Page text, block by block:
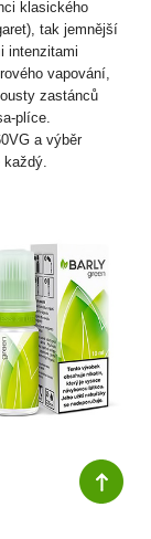
klasického
tak jemnější
intenzitami
vapování,
zastánců
plíce.
a výběr